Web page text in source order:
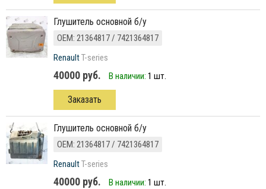
глушитель основной б/у
ОЕМ: 21364817 / 7421364817
RenaultT-series
40000 руб. В наличии: 1 шт.
Заказать
глушитель основной б/у
ОЕМ: 21364817 / 7421364817
RenaultT-series
40000 руб. В наличии: 1 шт.